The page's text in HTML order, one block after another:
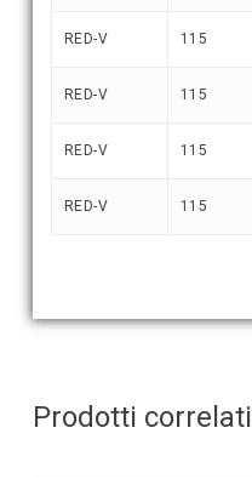
RED-V 115
RED-V 115
RED-V 115
RED-V 115
Prodotti correlati